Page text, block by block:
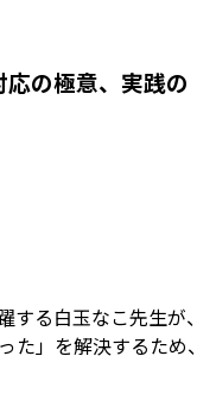
応の極意、実践の
る白玉なこ先生が、
」を解決するため、